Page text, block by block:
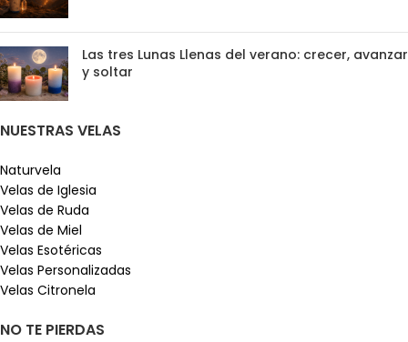
Las tres Lunas Llenas del verano: crecer, avanzar
y soltar
NUESTRAS VELAS
Naturvela
Velas de Iglesia
Velas de Ruda
Velas de Miel
Velas Esotéricas
Velas Personalizadas
Velas Citronela
NO TE PIERDAS